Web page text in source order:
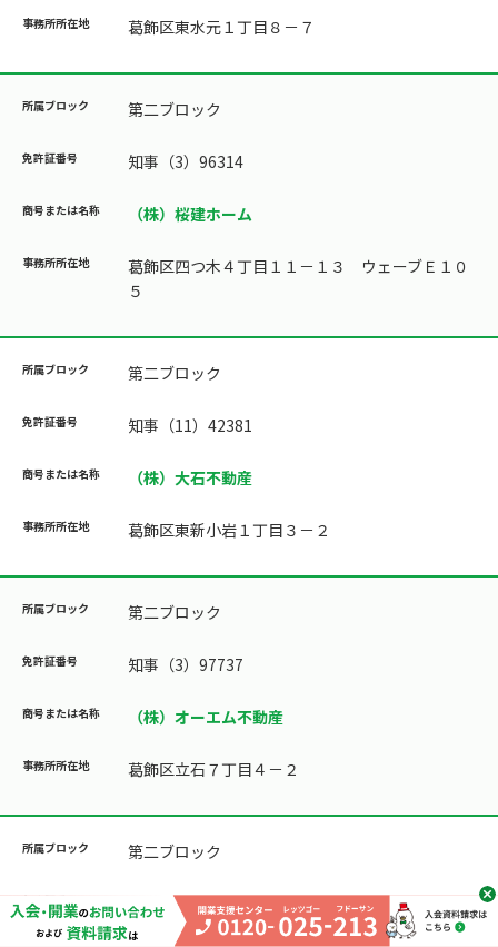
葛飾区東水元１丁目８－７
第二ブロック
知事（3）96314
（株）桜建ホーム
葛飾区四つ木４丁目１１－１３ ウェーブＥ１０
５
第二ブロック
知事（11）42381
（株）大石不動産
葛飾区東新小岩１丁目３－２
第二ブロック
知事（3）97737
（株）オーエム不動産
葛飾区立石７丁目４－２
第二ブロック
知事（9）52998